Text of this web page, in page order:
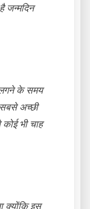
जन्मदिन
के समय
अच्छी
भी चाह
क्योंकि इस